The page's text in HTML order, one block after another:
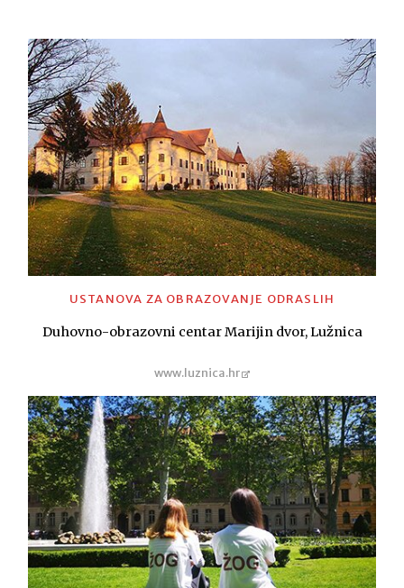
USTANOVA ZA OBRAZOVANJE ODRASLIH
Duhovno-obrazovni centar Marijin dvor, Lužnica
www.luznica.hr